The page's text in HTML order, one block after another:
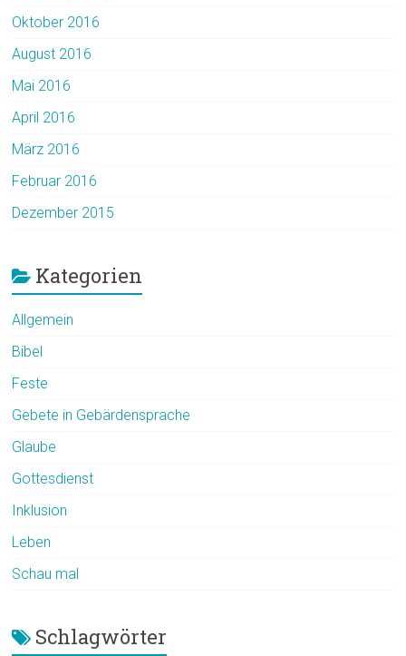
Oktober 2016
August 2016
Mai 2016
April 2016
März 2016
Februar 2016
Dezember 2015
Kategorien
Allgemein
Bibel
Feste
Gebete in Gebärdensprache
Glaube
Gottesdienst
Inklusion
Leben
Schau mal
Schlagwörter